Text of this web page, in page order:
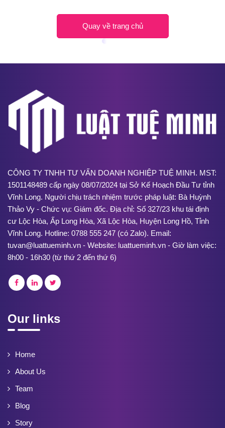
Quay về trang chủ
CÔNG TY TNHH TƯ VẤN DOANH NGHIỆP TUỆ MINH. MST:
1501148489 cấp ngày 08/07/2024 tại Sở Kế Hoạch Đầu Tư tỉnh
Vĩnh Long. Người chịu trách nhiệm trước pháp luật: Bà Huỳnh
Thảo Vy - Chức vụ: Giám đốc. Địa chỉ: Số 327/23 khu tái định
cư Lộc Hòa, Ấp Long Hòa, Xã Lộc Hòa, Huyện Long Hồ, Tỉnh
Vĩnh Long. Hotline: 0788 555 247 (có Zalo). Email:
tuvan@luattueminh.vn - Website: luattueminh.vn - Giờ làm việc:
8h00 - 16h30 (từ thứ 2 đến thứ 6)
Our links
Home
About Us
Team
Blog
Story